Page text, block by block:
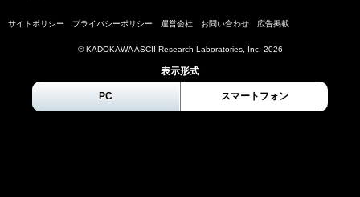
サイトポリシー プライバシーポリシー 運営会社 お問い合わせ 広告掲載
© KADOKAWA ASCII Research Laboratories, Inc. 2026
表示形式
PC スマートフォン